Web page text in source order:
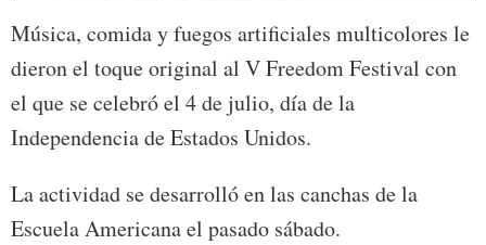
Música, comida y fuegos artificiales multicolores le
dieron el toque original al V Freedom Festival con
el que se celebró el 4 de julio, día de la
Independencia de Estados Unidos.
La actividad se desarrolló en las canchas de la
Escuela Americana el pasado sábado.